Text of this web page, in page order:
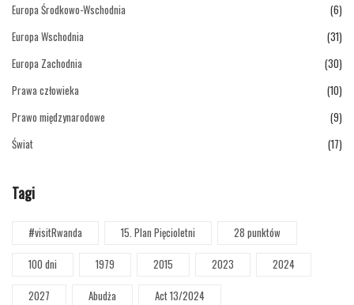
Europa Środkowo-Wschodnia
(6)
Europa Wschodnia
(31)
Europa Zachodnia
(30)
Prawa człowieka
(10)
Prawo międzynarodowe
(9)
Świat
(17)
Tagi
#visitRwanda 15. Plan Pięcioletni
28 punktów
100 dni
1979 2015 2023
2024
2027
Abudża
Act 13/2024